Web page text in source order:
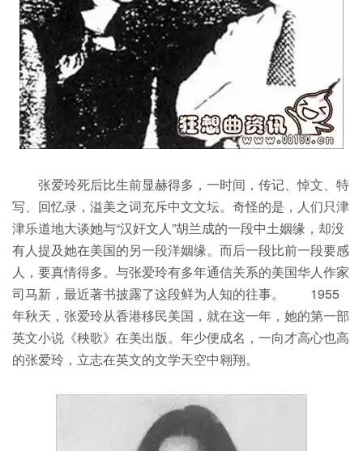
张爱玲死后比生前显赫得多，一时间，传记、悼文、特
写、回忆录，溢美之词充斥中文文坛。奇怪的是，人们只津
津乐道地大谈她与“汉奸文人”胡兰成的一段中土姻缘，却没
有人提及她在美国的另一段洋姻缘。而后一段比前一段要感
人，要真情得多。与张爱玲有多年通信关系的美国华人作家
司马新，最近著书披露了这段鲜为人知的往事。 1955
年秋天，张爱玲从香港移民美国，就在这一年，她的第一部
英文小说《秧歌》在美出版。年少便成名，一向才高心也高
的张爱玲，立志在英文的文学天空中翱翔。